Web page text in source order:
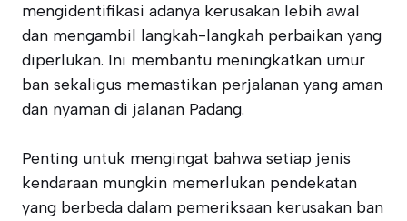
mengidentifikasi adanya kerusakan lebih awal
dan mengambil langkah-langkah perbaikan yang
diperlukan. Ini membantu meningkatkan umur
ban sekaligus memastikan perjalanan yang aman
dan nyaman di jalanan Padang.
Penting untuk mengingat bahwa setiap jenis
kendaraan mungkin memerlukan pendekatan
yang berbeda dalam pemeriksaan kerusakan ban